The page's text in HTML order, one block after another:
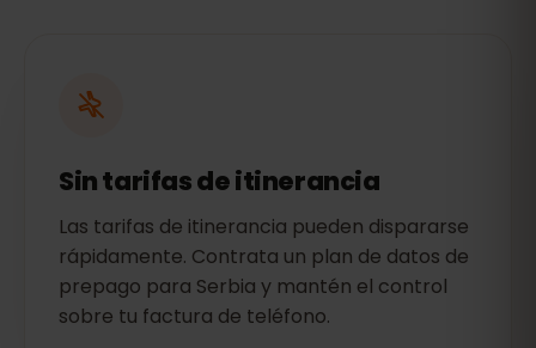
Sin tarifas de itinerancia
Las tarifas de itinerancia pueden dispararse
rápidamente. Contrata un plan de datos de
prepago para Serbia y mantén el control
sobre tu factura de teléfono.